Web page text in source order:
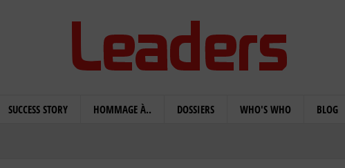
SUCCESS STORY HOMMAGE À.. DOSSIERS WHO'S WHO BLOG